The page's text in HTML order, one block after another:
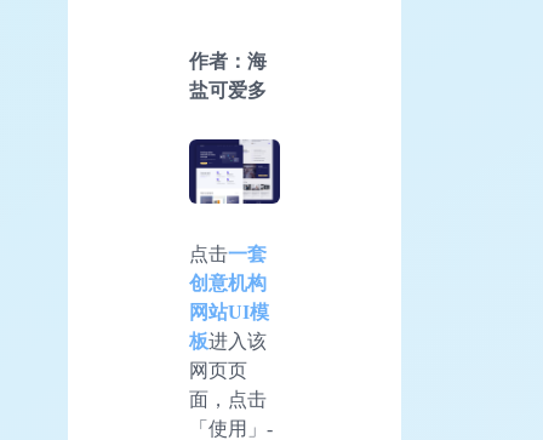
作者：海
盐可爱多
点击一套
创意机构
网站UI模
板进入该
网页页
面，点击
「使用」-